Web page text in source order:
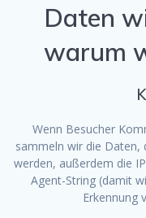
Daten
warum
Wenn Besucher
sammeln wir die
werden, außerdem die
Agent-String (damit
Erkennung